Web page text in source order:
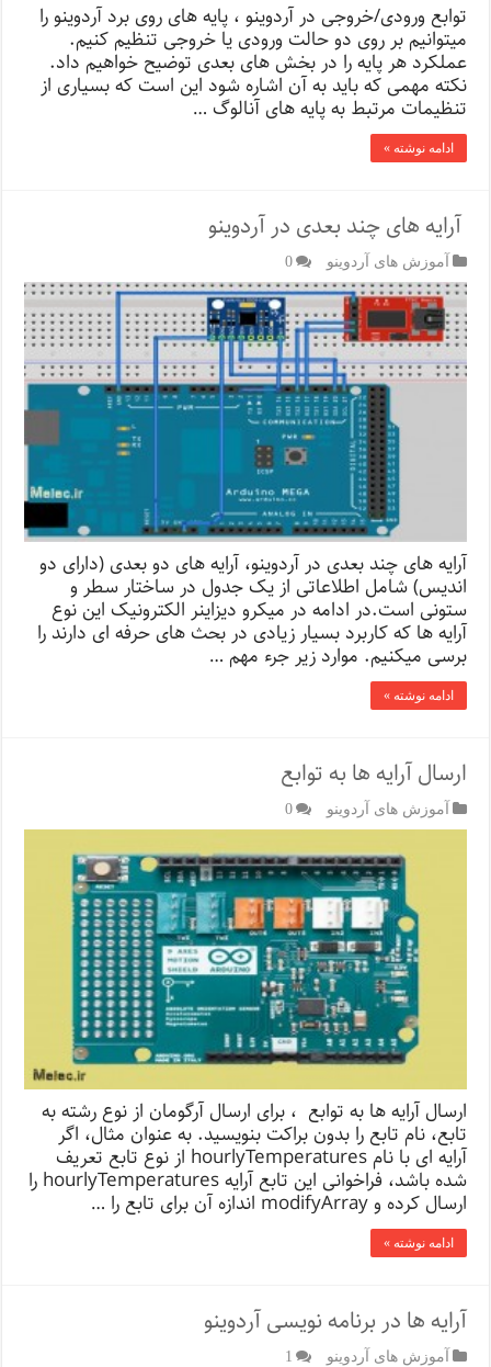
توابع ورودی/خروجی در آردوینو ، پایه های روی برد آردوینو را
میتوانیم بر روی دو حالت ورودی یا خروجی تنظیم کنیم.
عملکرد هر پایه را در بخش های بعدی توضیح خواهیم داد.
نکته مهمی که باید به آن اشاره شود این است که بسیاری از
تنظیمات مرتبط به پایه های آنالوگ …
ادامه نوشته »
آرایه های چند بعدی در آردوینو
آموزش های آردوینو 0
آرایه های چند بعدی در آردوینو، آرایه های دو بعدی (دارای دو
اندیس) شامل اطلاعاتی از یک جدول در ساختار سطر و
ستونی است.در ادامه در میکرو دیزاینر الکترونیک این نوع
آرایه ها که کاربرد بسیار زیادی در بحث های حرفه ای دارند را
برسی میکنیم. موارد زیر جرء مهم …
ادامه نوشته »
ارسال آرایه ها به توابع
آموزش های آردوینو 0
ارسال آرایه ها به توابع ، برای ارسال آرگومان از نوع رشته به
تابع، نام تابع را بدون براکت بنویسید. به عنوان مثال، اگر
آرایه ای با نام hourlyTemperatures از نوع تابع تعریف
شده باشد، فراخوانی این تابع آرایه hourlyTemperatures را
ارسال کرده و modifyArray اندازه آن برای تابع را …
ادامه نوشته »
آرایه ها در برنامه نویسی آردوینو
آموزش های آردوینو 1